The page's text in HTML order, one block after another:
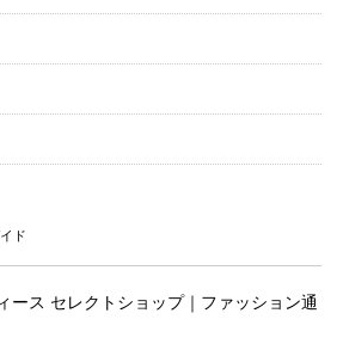
ド
ース セレクトショップ｜ファッション通